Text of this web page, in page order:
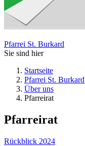
Pfarrei St. Burkard
Sie sind hier
Startseite
Pfarrei St. Burkard
Über uns
Pfarreirat
Pfarreirat
Rückblick 2024